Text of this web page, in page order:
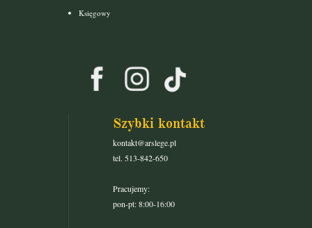
Księgowy
Szybki kontakt
kontakt@arslege.pl
tel. 513-842-650
Pracujemy:
pon-pt: 8:00-16:00